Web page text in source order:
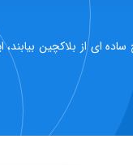
ای از بلاکچین